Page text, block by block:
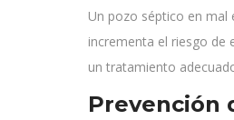
Un pozo séptico en mal
incrementa el riesgo de
un tratamiento
Prevención